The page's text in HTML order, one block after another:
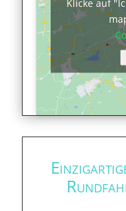
Klicke auf